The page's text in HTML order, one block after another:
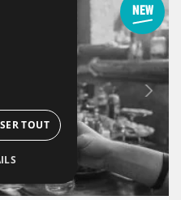
Suivant
TOUT